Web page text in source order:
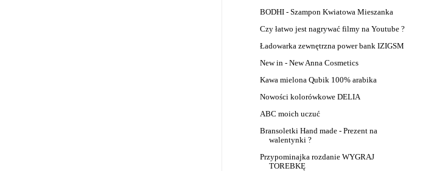
BODHI - Szampon Kwiatowa Mieszanka
Czy łatwo jest nagrywać filmy na Youtube ?
Ładowarka zewnętrzna power bank IZIGSM
New in - New Anna Cosmetics
Kawa mielona Qubik 100% arabika
Nowości kolorówkowe DELIA
ABC moich uczuć
Bransoletki Hand made - Prezent na
walentynki ?
Przypominajka rozdanie WYGRAJ
TOREBKĘ